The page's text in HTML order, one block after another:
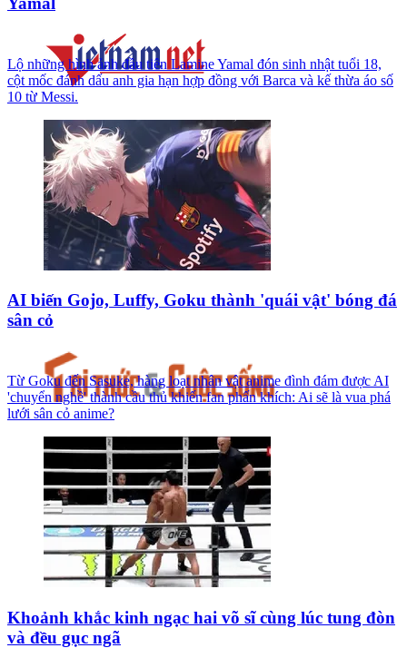
Lộ những hình ảnh đầu tiên Lamine Yamal đón sinh nhật tuổi 18,
cột mốc đánh dấu anh gia hạn hợp đồng với Barca và kế thừa áo số
10 từ Messi.
AI biến Gojo, Luffy, Goku thành 'quái vật' bóng đá
sân cỏ
Từ Goku đến Sasuke, hàng loạt nhân vật anime đình đám được AI
'chuyển nghề' thành cầu thủ khiến fan phấn khích: Ai sẽ là vua phá
lưới sân cỏ anime?
Khoảnh khắc kinh ngạc hai võ sĩ cùng lúc tung đòn
và đều gục ngã